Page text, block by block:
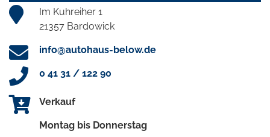
Im Kuhreiher 1
21357 Bardowick
info@autohaus-below.de
0 41 31 / 122 90
Verkauf
Montag bis Donnerstag